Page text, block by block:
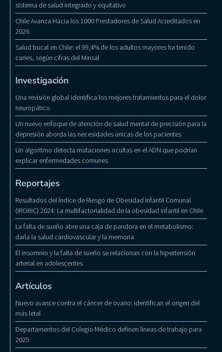
sistema de salud integrado y equitativo
Chile Avanza Hacia los 1000 Prestadores de Salud Acreditados en
2026
Salud bucal en Chile: el 99,4% de los adultos mayores ha tenido
caries, según cifras del Minsal
Investigación
Una revisión global identifica los mejores tratamientos para el dolor
neuropático
Un nuevo enfoque de atención de salud mental de precisión para la
depresión aborda las necesidades únicas de los pacientes
Un algoritmo detecta mutaciones ocultas en el ADN que podrían
explicar enfermedades comunes
Reportajes
Resultados del Índice de Riesgo de Obesidad Infantil Comunal
(IROBIC) 2024: La multifactorialidad de la obesidad infantil en Chile
La falta de sueño abre una caja de pandora en el metabolismo:
daña la salud cardiovascular y la memoria
El insomnio y la falta de sueño se relacionan con la hipertensión
arterial en adolescentes
Artículos
Nuevo avance contra el cáncer de ovario: identifican el origen del
más letal
Departamentos del Colegio Médico definen líneas de trabajo para
2025